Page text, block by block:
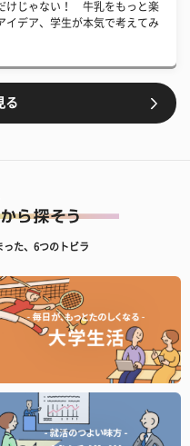
けじゃない！ 牛乳をもっと楽
イデア、学生が本気で考えてみ
る
った、6つのトビラ